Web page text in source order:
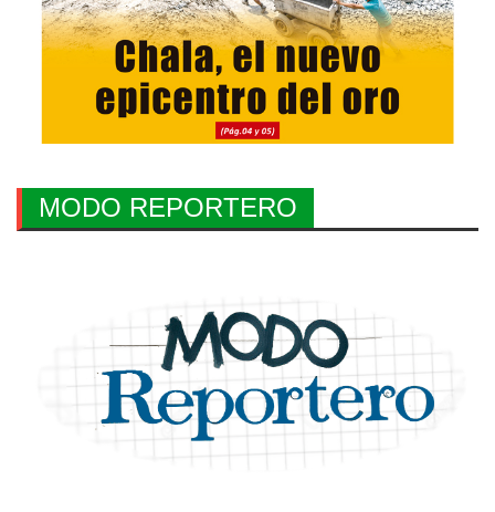
MODO REPORTERO